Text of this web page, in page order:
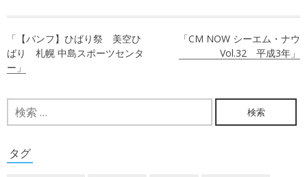
稿
ナ
ビ
ゲ
ー
「【パンフ】ひばり祭 美空ひ
ばり 札幌 中島スポーツセンタ
ー」
「CM NOW シーエム・ナウ
Vol.32 平成3年」
検
索:
タグ